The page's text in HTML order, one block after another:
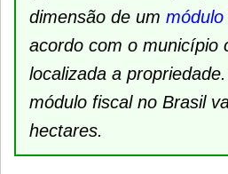
dimensão de um módulo
acordo com o município
localizada a
módulo fiscal no Brasil
hectares.